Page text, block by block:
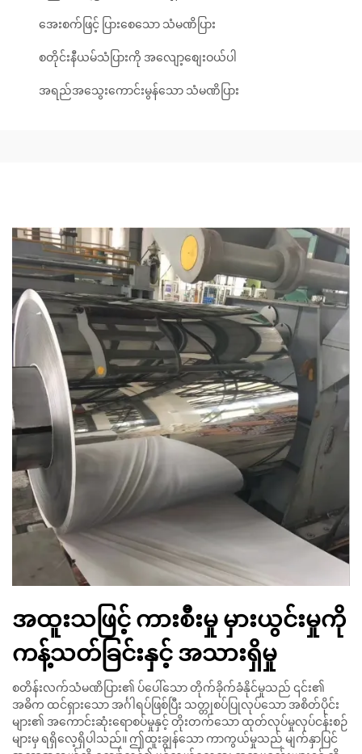
အေးစက်ဖြင့် ပြားစေသော သံမဏိပြား
စတိုင်းနီယမ်သံပြားကို အလျော့စျေးဝယ်ပါ
အရည်အသွေးကောင်းမွန်သော သံမဏိပြား
အထူးသဖြင့် ကားစီးမှု မှားယွင်းမှုကို
ကန့်သတ်ခြင်းနှင့် အသားရှိမှု
စတိန်းလက်သံမဏိပြား၏ ပ်ပေါ်သော တိုက်ခိုက်ခံနိုင်မှုသည် ၎င်း၏
အဓိက ထင်ရှားသော အင်္ဂါရပ်ဖြစ်ပြီး သတ္တုစပ်ပြုလုပ်သော အစိတ်ပိုင်း
များ၏ အကောင်းဆုံးရောစပ်မှုနှင့် တိုးတက်သော ထုတ်လုပ်မှုလုပ်ငန်းစဉ်
များမှ ရရှိလေ့ရှိပါသည်။ ဤထူးချွန်သော ကာကွယ်မှုသည် မျက်နှာပြင်